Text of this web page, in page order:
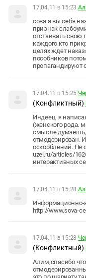
17.04.11 в 15:23
сова а вы себя
признак
отcтаивать свою
каждого кто
целях ждет
пособников
пропагандируют
17.04.11 в 15:25
(Конфликтный)
Индеец, я
(женского рода.
смысле
отмодерирован.
оскорблений. Не
uzel.ru/articles/
интерактивных
17.04.11 в 15:28
Информационно-
http://www.sova-
17.04.11 в 15:28
(Конфликтный)
Aлим,спасибо